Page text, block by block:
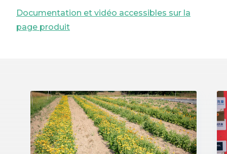
Documentation et vidéo accessibles sur la
page produit